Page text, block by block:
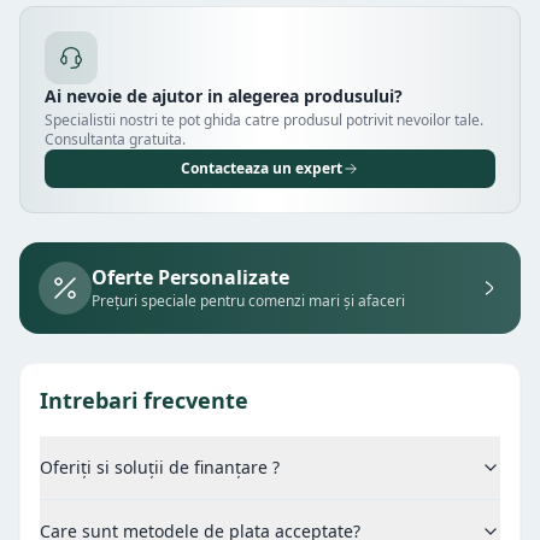
Ai nevoie de ajutor in alegerea produsului?
Specialistii nostri te pot ghida catre produsul potrivit nevoilor tale.
Consultanta gratuita.
Contacteaza un expert
Oferte Personalizate
Prețuri speciale pentru comenzi mari și afaceri
Intrebari frecvente
Oferiți si soluții de finanțare ?
Care sunt metodele de plata acceptate?